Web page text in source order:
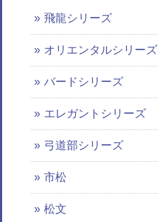
飛龍シリーズ
オリエンタルシリーズ
バードシリーズ
エレガントシリーズ
弓道部シリーズ
市松
松文